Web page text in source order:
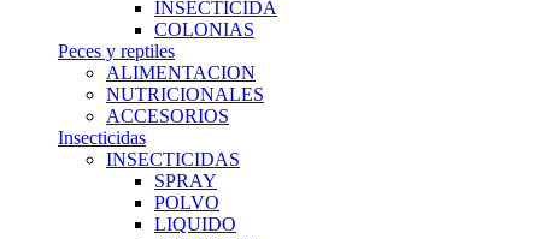
INSECTICIDA
COLONIAS
Peces y reptiles
ALIMENTACION
NUTRICIONALES
ACCESORIOS
Insecticidas
INSECTICIDAS
SPRAY
POLVO
LIQUIDO